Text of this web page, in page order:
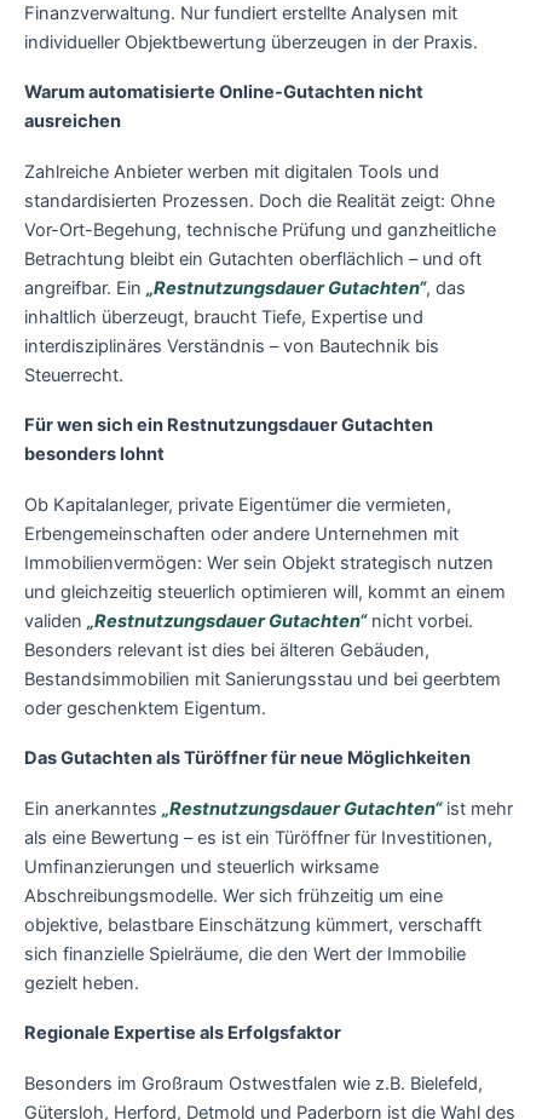
Finanzverwaltung. Nur fundiert erstellte Analysen mit
individueller Objektbewertung überzeugen in der Praxis.
Warum automatisierte Online-Gutachten nicht
ausreichen
Zahlreiche Anbieter werben mit digitalen Tools und
standardisierten Prozessen. Doch die Realität zeigt: Ohne
Vor-Ort-Begehung, technische Prüfung und ganzheitliche
Betrachtung bleibt ein Gutachten oberflächlich – und oft
angreifbar. Ein „Restnutzungsdauer Gutachten“, das
inhaltlich überzeugt, braucht Tiefe, Expertise und
interdisziplinäres Verständnis – von Bautechnik bis
Steuerrecht.
Für wen sich ein Restnutzungsdauer Gutachten
besonders lohnt
Ob Kapitalanleger, private Eigentümer die vermieten,
Erbengemeinschaften oder andere Unternehmen mit
Immobilienvermögen: Wer sein Objekt strategisch nutzen
und gleichzeitig steuerlich optimieren will, kommt an einem
validen „Restnutzungsdauer Gutachten“nicht vorbei.
Besonders relevant ist dies bei älteren Gebäuden,
Bestandsimmobilien mit Sanierungsstau und bei geerbtem
oder geschenktem Eigentum.
Das Gutachten als Türöffner für neue Möglichkeiten
Ein anerkanntes „Restnutzungsdauer Gutachten“ist mehr
als eine Bewertung – es ist ein Türöffner für Investitionen,
Umfinanzierungen und steuerlich wirksame
Abschreibungsmodelle. Wer sich frühzeitig um eine
objektive, belastbare Einschätzung kümmert, verschafft
sich finanzielle Spielräume, die den Wert der Immobilie
gezielt heben.
Regionale Expertise als Erfolgsfaktor
Besonders im Großraum Ostwestfalen wie z.B. Bielefeld,
Gütersloh, Herford, Detmold und Paderborn ist die Wahl des